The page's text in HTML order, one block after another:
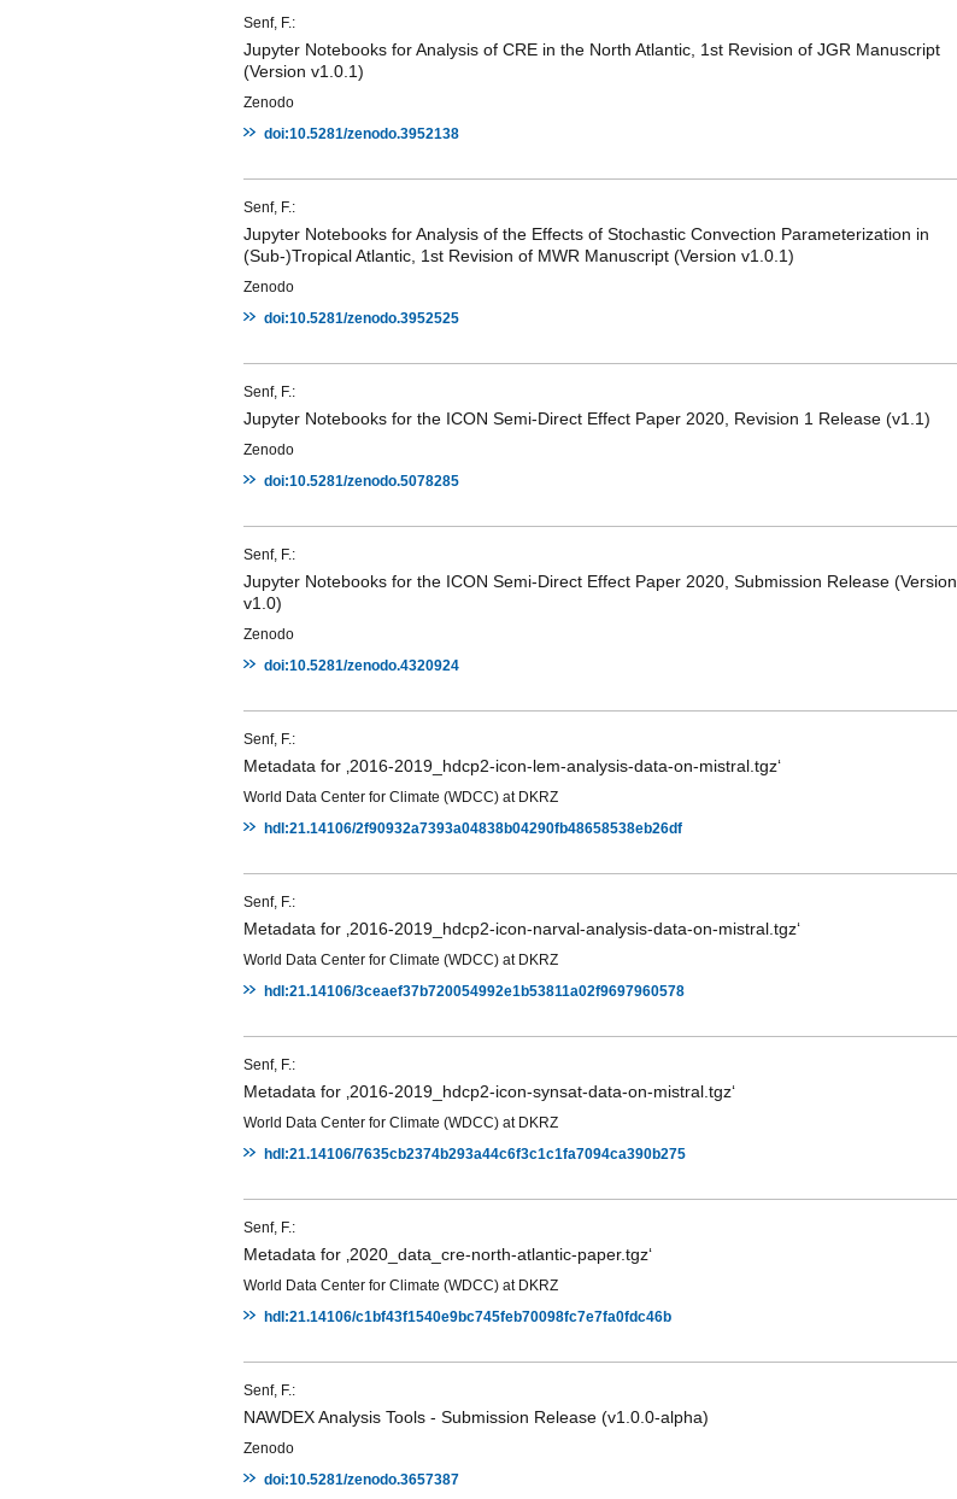
Senf, F.:
Jupyter Notebooks for Analysis of CRE in the North Atlantic, 1st Revision of JGR Manuscript
(Version v1.0.1)
Zenodo
doi:10.5281/zenodo.3952138
Senf, F.:
Jupyter Notebooks for Analysis of the Effects of Stochastic Convection Parameterization in
(Sub-)Tropical Atlantic, 1st Revision of MWR Manuscript (Version v1.0.1)
Zenodo
doi:10.5281/zenodo.3952525
Senf, F.:
Jupyter Notebooks for the ICON Semi-Direct Effect Paper 2020, Revision 1 Release (v1.1)
Zenodo
doi:10.5281/zenodo.5078285
Senf, F.:
Jupyter Notebooks for the ICON Semi-Direct Effect Paper 2020, Submission Release (Version
v1.0)
Zenodo
doi:10.5281/zenodo.4320924
Senf, F.:
Metadata for ‚2016-2019_hdcp2-icon-lem-analysis-data-on-mistral.tgz‘
World Data Center for Climate (WDCC) at DKRZ
hdl:21.14106/2f90932a7393a04838b04290fb48658538eb26df
Senf, F.:
Metadata for ‚2016-2019_hdcp2-icon-narval-analysis-data-on-mistral.tgz‘
World Data Center for Climate (WDCC) at DKRZ
hdl:21.14106/3ceaef37b720054992e1b53811a02f9697960578
Senf, F.:
Metadata for ‚2016-2019_hdcp2-icon-synsat-data-on-mistral.tgz‘
World Data Center for Climate (WDCC) at DKRZ
hdl:21.14106/7635cb2374b293a44c6f3c1c1fa7094ca390b275
Senf, F.:
Metadata for ‚2020_data_cre-north-atlantic-paper.tgz‘
World Data Center for Climate (WDCC) at DKRZ
hdl:21.14106/c1bf43f1540e9bc745feb70098fc7e7fa0fdc46b
Senf, F.:
NAWDEX Analysis Tools - Submission Release (v1.0.0-alpha)
Zenodo
doi:10.5281/zenodo.3657387